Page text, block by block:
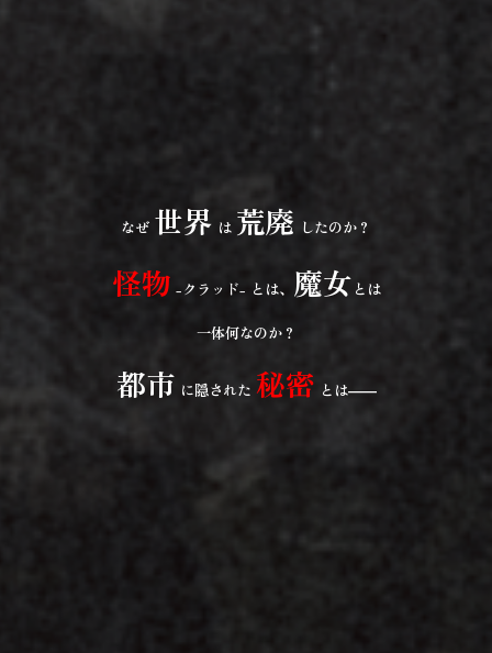
なぜ 世界 は 荒廃 したのか？
怪物 -クラッド- とは、 魔女 とは
一体何なのか？
都市 に隠された 秘密 とは――